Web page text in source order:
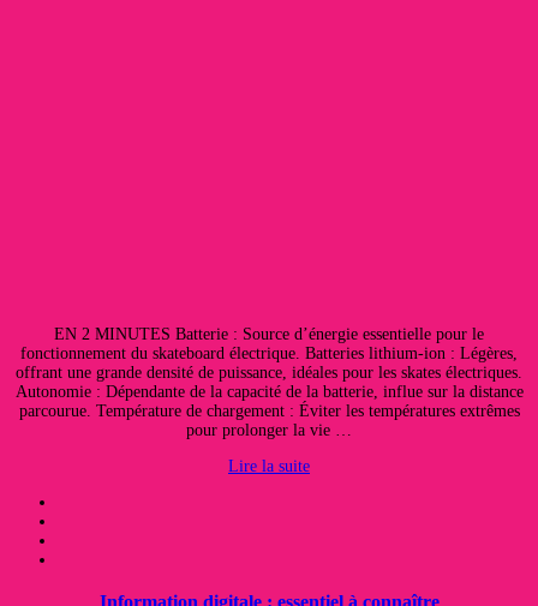
EN 2 MINUTES Batterie : Source d’énergie essentielle pour le
fonctionnement du skateboard électrique. Batteries lithium-ion : Légères,
offrant une grande densité de puissance, idéales pour les skates électriques.
Autonomie : Dépendante de la capacité de la batterie, influe sur la distance
parcourue. Température de chargement : Éviter les températures extrêmes
pour prolonger la vie …
Lire la suite